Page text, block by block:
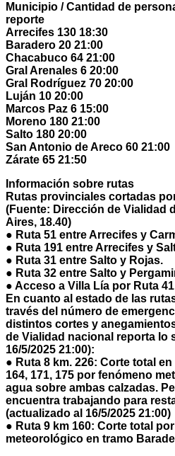
Municipio / Cantidad de
reporte
Arrecifes 130 18:30
Baradero 20 21:00
Chacabuco 64 21:00
Gral Arenales 6 20:00
Gral Rodríguez 70 20:00
Luján 10 20:00
Marcos Paz 6 15:00
Moreno 180 21:00
Salto 180 20:00
San Antonio de Areco 60 21:00
Zárate 65 21:50
Información sobre rutas
Rutas provinciales cortadas
(Fuente: Dirección de Vialidad
Aires, 18.40)
● Ruta 51 entre Arrecifes y
● Ruta 191 entre Arrecifes y
● Ruta 31 entre Salto y Rojas.
● Ruta 32 entre Salto y
● Acceso a Villa Lía por Ruta
En cuanto al estado de las
través del número de
distintos cortes y
de Vialidad nacional reporta lo
16/5/2025 21:00):
● Ruta 8 km. 226: Corte total en
164, 171, 175 por fenómeno
agua sobre ambas calzadas.
encuentra trabajando para
(actualizado al 16/5/2025 21:00)
● Ruta 9 km 160: Corte total
meteorológico en tramo